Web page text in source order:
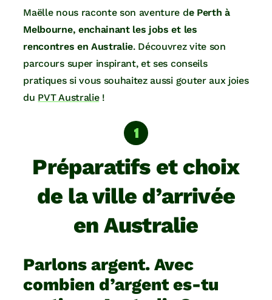
Maëlle nous raconte son aventure de Perth à
Melbourne, enchainant les jobs et les
rencontres en Australie. Découvrez vite son
parcours super inspirant, et ses conseils
pratiques si vous souhaitez aussi gouter aux joies
du PVT Australie!
Préparatifs et choix
de la ville d’arrivée
en Australie
Parlons argent. Avec
combien d’argent es-tu